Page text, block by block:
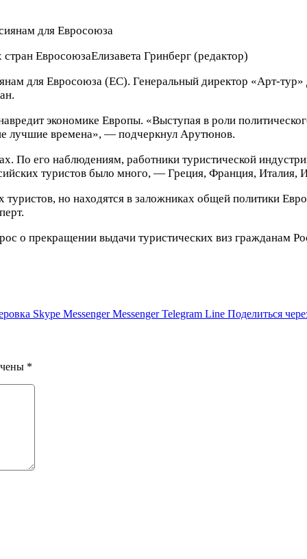
стран ЕвросоюзаЕлизавета Гринберг (редактор)
для Евросоюза (ЕС). Генеральный директор «Арт-
экономике Европы. «Выступая в роли
лучшие времена», — подчеркнул Арутюнов.
По его наблюдениям, работники туристической
туристов было много, — Греция, Франция, Италия,
но находятся в заложниках общей политики
о прекращении выдачи туристических виз гражданам
Skype Messenger Messenger Telegram Line Поделиться
*